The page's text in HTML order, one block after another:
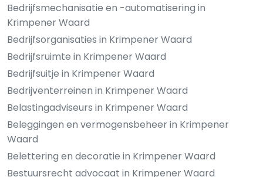
Bedrijfsmechanisatie en -automatisering in
Krimpener Waard
Bedrijfsorganisaties in Krimpener Waard
Bedrijfsruimte in Krimpener Waard
Bedrijfsuitje in Krimpener Waard
Bedrijventerreinen in Krimpener Waard
Belastingadviseurs in Krimpener Waard
Beleggingen en vermogensbeheer in Krimpener
Waard
Belettering en decoratie in Krimpener Waard
Bestuursrecht advocaat in Krimpener Waard